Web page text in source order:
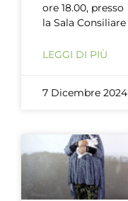
ore 18.00, presso
la Sala Consiliare
LEGGI DI PIÙ
7 Dicembre 2024